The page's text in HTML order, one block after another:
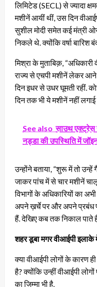
लिमिटेड (SECL) से ज्यादा
मशीनें आयीं थीं, उस दिन
सुशील मोदी समेत कई मंत्री
निकले थे. क्योंकि वर्षा बारिश
मिश्रा के मुताबिक़,
राज्य से एचपी मशीनें लेकर
दिन इधर से उधर घूमती रहीं.
दिन तक भी ये मशीनें नहीं
See also साउथ एक्ट्रेस
नड्डा की उपस्थिति में जॉइन
उन्होंने बताया, “शुरू में तो
जाकर पांच में से चार मशीनें
विभागों के अधिकारियों का
अपने ख़र्चे पर और अपने प्रबंध
हैं. देखिए कब तक निकाल पाते
शहर डूबा मगर वीआईपी इलाके
क्या वीआईपी लोगों के कारण ही
है? क्योंकि उन्हीं वीआईपी
का जिम्मा भी है.